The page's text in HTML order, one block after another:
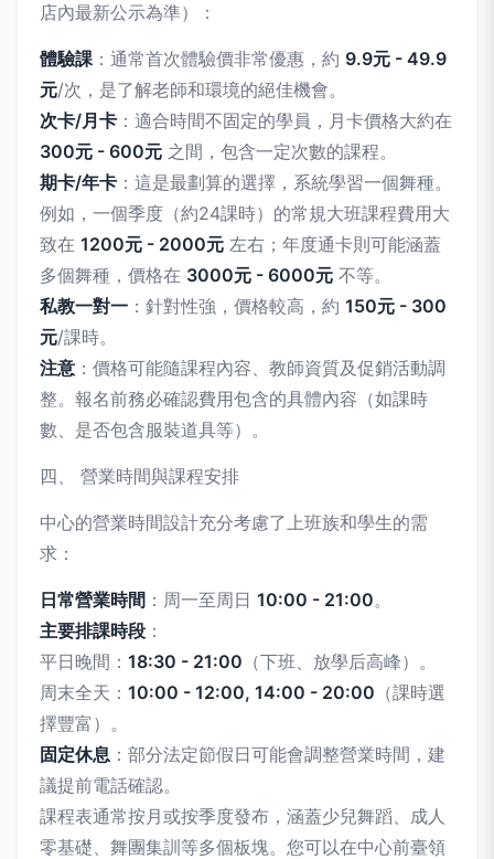
店內最新公示為準）：
體驗課：通常首次體驗價非常優惠，約 9.9元 - 49.9
元/次，是了解老師和環境的絕佳機會。
次卡/月卡 ：適合時間不固定的學員，月卡價格大約在
300元 - 600元 之間，包含一定次數的課程。
期卡/年卡 ：這是最劃算的選擇，系統學習一個舞種。
例如，一個季度（約24課時）的常規大班課程費用大
致在 1200元 - 2000元 左右；年度通卡則可能涵蓋
多個舞種，價格在 3000元 - 6000元 不等。
私教一對一 ：針對性強，價格較高，約 150元 - 300
元/課時。
注意 ：價格可能隨課程內容、教師資質及促銷活動調
整。報名前務必確認費用包含的具體內容（如課時
數、是否包含服裝道具等）。
四、 營業時間與課程安排
中心的營業時間設計充分考慮了上班族和學生的需
求：
日常營業時間 ：周一至周日 10:00 - 21:00。
主要排課時段 ：
平日晚間： 18:30 - 21:00 （下班、放學后高峰）。
周末全天： 10:00 - 12:00, 14:00 - 20:00 （課時選
擇豐富）。
固定休息 ：部分法定節假日可能會調整營業時間，建
議提前電話確認。
課程表通常按月或按季度發布，涵蓋少兒舞蹈、成人
零基礎、舞團集訓等多個板塊。您可以在中心前臺領